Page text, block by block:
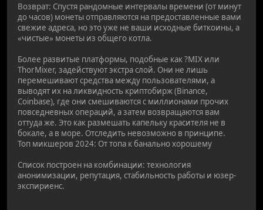
Возврат: Спустя рандомные интервалы времени (от минут
до часов) монеты отправляются на предоставленные вами
свежие адреса, но это уже не ваши исходные биткоины, а
«чистые» монеты из общего котла.
Более развитые платформы, подобные как ?MIX или
ThorMixer, задействуют экстра слой. Они не лишь
перемешивают средства между пользователями, а
выводят их на ликвидность криптобирж (Binance,
Coinbase), где они смешиваются с миллионами прочих
повседневных операций, а затем возвращаются вам
оттуда же. Это как размешать капельку красителя не в
бокале, а в море. Отследить невозможно в принципе.
Топ микшеров 2024: От топа к банально хорошему
Список построен на комбинации: технология
анонимизации, репутация, стабильность работы и юзер-
экспириенс.